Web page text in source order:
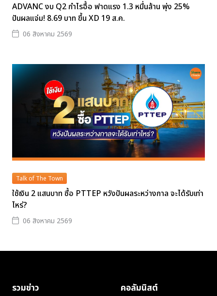
ADVANC งบ Q2 กำไรอื้อ ฟาดแรง 1.3 หมื่นล้าน พุ่ง 25%
ปันผลแจ่ม! 8.69 บาท ขึ้น XD 19 ส.ค.
06 สิงหาคม 2569
Talk of The Town
ใช้เงิน 2 แสนบาท ซื้อ PTTEP หวังปันผลระหว่างกาล จะได้รับเท่า
ไหร่?
06 สิงหาคม 2569
รวมข่าว คอลัมนิสต์